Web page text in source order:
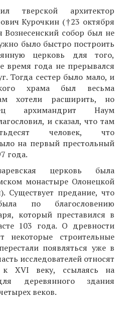
тверской архитектор
Курочкин (†23 октября
Вознесенский собор был не
было быстро построить
церковь для того,
время года не прерывался
Тогда сестер было мало, и
храма был весьма
хотели расширить, но
архимандрит Наум
и сказал, что там
человек, что
на первый престольный
года.
церковь была
монастыре Олонецкой
Существует предание, что
по благословению
который преставился в
103 года. О древности
некоторые строительные
появляться уже в
исследователей относят
к XVI веку, ссылаясь на
деревянного здания
веков.